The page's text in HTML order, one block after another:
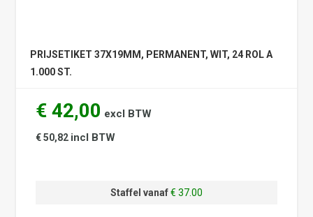
PRIJSETIKET 37X19MM, PERMANENT, WIT, 24 ROL A
1.000 ST.
€ 42,00 excl BTW
€ 50,82 incl BTW
Staffel vanaf€ 37.00